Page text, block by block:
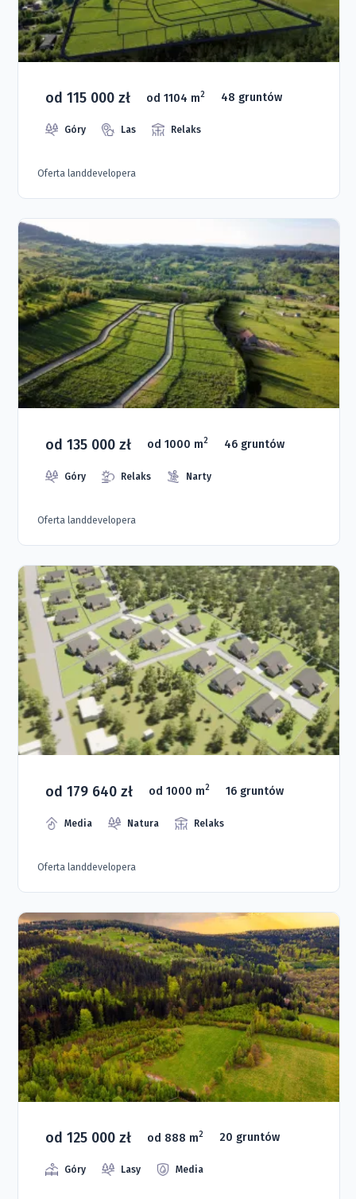
od 115 000 zł od 1104 m2 48 gruntów
Góry Las Relaks
Oferta landdevelopera
od 135 000 zł od 1000 m2 46 gruntów
Góry Relaks Narty
Oferta landdevelopera
od 179 640 zł od 1000 m2 16 gruntów
Media Natura Relaks
Oferta landdevelopera
od 125 000 zł od 888 m2 20 gruntów
Góry Lasy Media